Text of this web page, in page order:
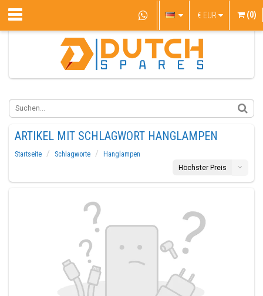
€ EUR (0)
ARTIKEL MIT SCHLAGWORT HANGLAMPEN
Startseite Schlagworte
Hanglampen
Höchster Preis